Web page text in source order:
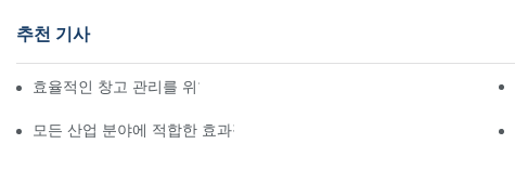
추천 기사
효율적인 창고 관리를 위한 최고의 산업용 랙 솔루션
모든 산업 분야에 적합한 효과적인 스토리지 랙 솔루션 살펴보기